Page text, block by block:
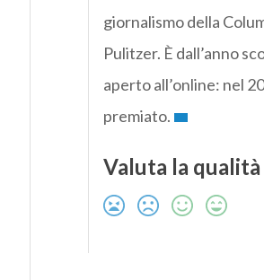
giornalismo della
Pulitzer. È dall’anno
aperto all’online: nel
premiato.
Valuta la